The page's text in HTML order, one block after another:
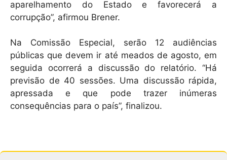
aparelhamento do Estado e favorecerá a
corrupção”, afirmou Brener.
Na Comissão Especial, serão 12 audiências
públicas que devem ir até meados de agosto, em
seguida ocorrerá a discussão do relatório. “Há
previsão de 40 sessões. Uma discussão rápida,
apressada e que pode trazer inúmeras
consequências para o país”, finalizou.